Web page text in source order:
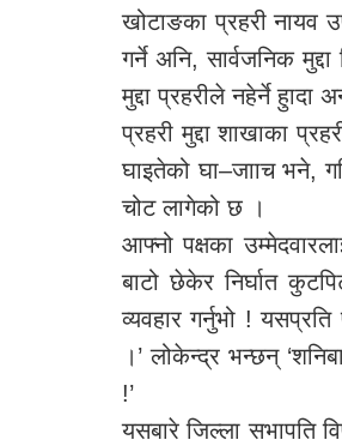
खोटाङका प्रहरी नायव
गर्ने अनि, सार्वजनिक
मुद्दा प्रहरीले नहेर्ने हुादा
प्रहरी मुद्दा शाखाका
घाइतेको घा–जााच भने,
चोट लागेको छ ।
आफ्नो पक्षका
बाटो छेकेर निर्घात
व्यवहार गर्नुभो ! यसप्रति
।’ लोकेन्द्र भन्छन्
!’
यसबारे जिल्ला सभापति